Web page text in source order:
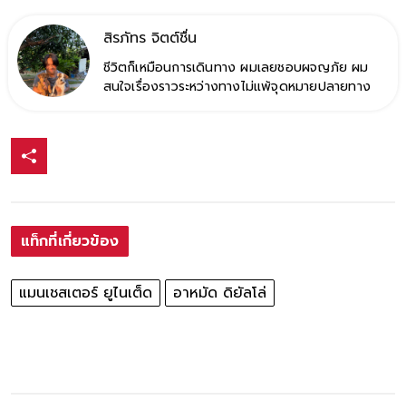
สิรภัทร จิตต์ชื่น
ชีวิตก็เหมือนการเดินทาง ผมเลยชอบผจญภัย ผม
สนใจเรื่องราวระหว่างทางไม่แพ้จุดหมายปลายทาง
แท็กที่เกี่ยวข้อง
แมนเชสเตอร์ ยูไนเต็ด อาหมัด ดิยัลโล่